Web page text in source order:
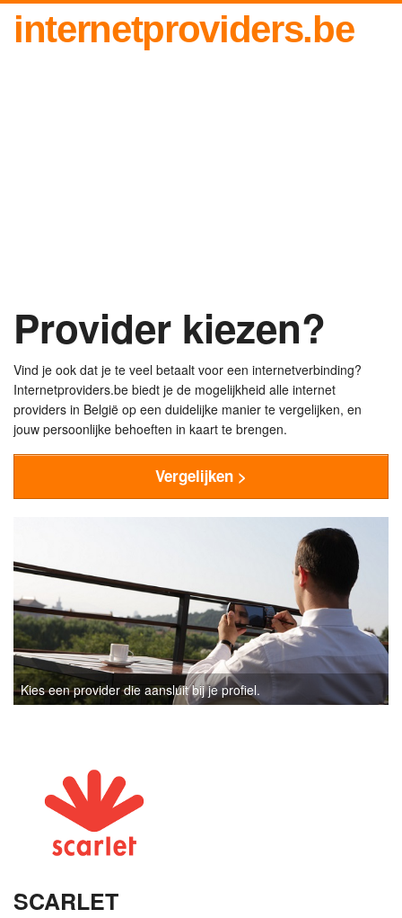
internetproviders.be
Provider kiezen?
Vind je ook dat je te veel betaalt voor een internetverbinding?
Internetproviders.be biedt je de mogelijkheid alle internet
providers in België op een duidelijke manier te vergelijken, en
jouw persoonlijke behoeften in kaart te brengen.
Vergelijken >
Kies een provider die aansluit bij je profiel.
SCARLET